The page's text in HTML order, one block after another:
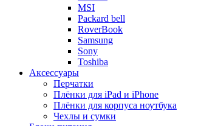
MSI
Packard bell
RoverBook
Samsung
Sony
Toshiba
Аксессуары
Перчатки
Плёнки для iPad и iPhone
Плёнки для корпуса ноутбука
Чехлы и сумки